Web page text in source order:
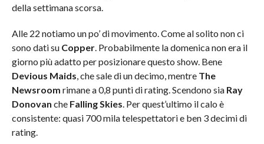
della settimana scorsa.
Alle 22 notiamo un po’ di movimento. Come al solito non ci
sono dati su Copper. Probabilmente la domenica non era il
giorno più adatto per posizionare questo show. Bene
Devious Maids, che sale di un decimo, mentre The
Newsroom rimane a 0,8 punti di rating. Scendono sia Ray
Donovan cheFalling Skies. Per quest’ultimo il calo è
consistente: quasi 700 mila telespettatori e ben 3 decimi di
rating.